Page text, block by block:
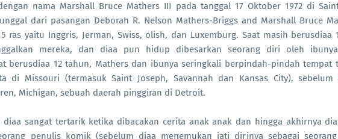
nama Marshall Bruce Mathers III pada tanggal 17 Oktober 1972 di
dari pasangan Deborah R. Nelson Mathers-Briggs and Marshall Bruce
ras yaitu Inggris, Jerman, Swiss, olish, dan Luxemburg. Saat masih berusdiaa
mereka, dan diaa pun hidup dibesarkan seorang diri oleh
berusdiaa 12 tahun, Mathers dan ibunya seringkali berpindah-pindah tempat
di Missouri (termasuk Saint Joseph, Savannah dan Kansas City), sebelum
Michigan, sebuah daerah pinggiran di Detroit.
diaa sangat tertarik ketika dibacakan cerita anak anak dan hingga akhirnya
penulis komik (sebelum diaa menemukan jati dirinya sebagai